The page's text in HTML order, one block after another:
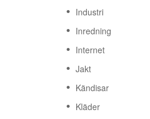
Industri
Inredning
Internet
Jakt
Kändisar
Kläder